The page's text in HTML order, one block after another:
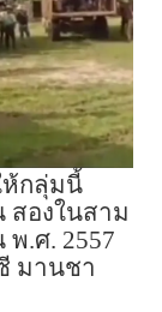
ห้กลุ่มนี้
สองในสาม
.ศ. 2557
มานชา